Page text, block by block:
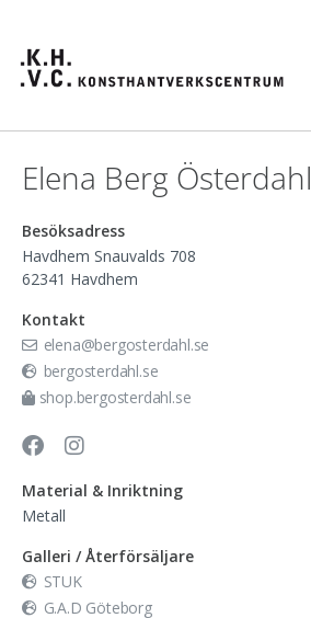
Elena Berg Österdahl
Besöksadress
Havdhem Snauvalds 708
62341 Havdhem
Kontakt
elena@bergosterdahl.se
bergosterdahl.se
shop.bergosterdahl.se
Material & Inriktning
Metall
Galleri / Återförsäljare
STUK
G.A.D Göteborg